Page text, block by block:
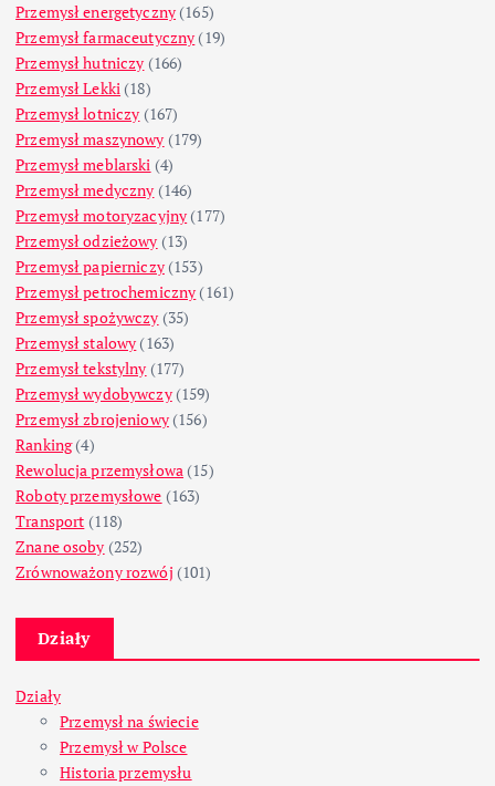
Przemysł energetyczny (165)
Przemysł farmaceutyczny (19)
Przemysł hutniczy (166)
Przemysł Lekki (18)
Przemysł lotniczy (167)
Przemysł maszynowy (179)
Przemysł meblarski (4)
Przemysł medyczny (146)
Przemysł motoryzacyjny (177)
Przemysł odzieżowy (13)
Przemysł papierniczy(153)
Przemysł petrochemiczny (161)
Przemysł spożywczy (35)
Przemysł stalowy (163)
Przemysł tekstylny (177)
Przemysł wydobywczy(159)
Przemysł zbrojeniowy(156)
Ranking(4)
Rewolucja przemysłowa (15)
Roboty przemysłowe (163)
Transport (118)
Znane osoby (252)
Zrównoważony rozwój (101)
Działy
Działy
Przemysł na świecie
Przemysł w Polsce
Historia przemysłu